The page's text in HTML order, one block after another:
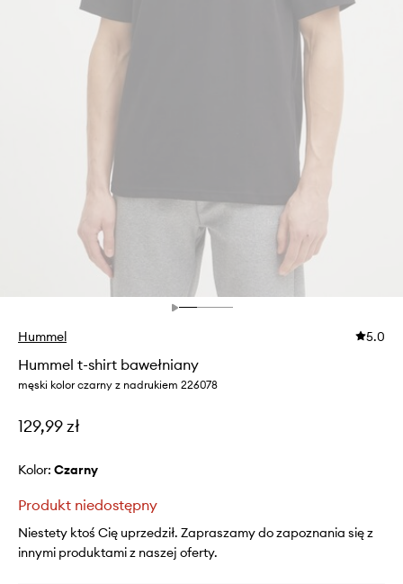
Hummel 5.0
Hummel t-shirt bawełniany
męski kolor czarny z nadrukiem 226078
129,99 zł
Kolor: czarny
Produkt niedostępny
Niestety ktoś Cię uprzedził. Zapraszamy do zapoznania się z
innymi produktami z naszej oferty.